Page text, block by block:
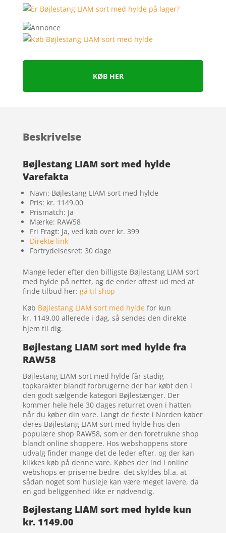
KØB HER
Beskrivelse
Bøjlestang LIAM sort med hylde
Varefakta
Navn: Bøjlestang LIAM sort med hylde
Pris: kr. 1149.00
Prismatch: Ja
Mærke: RAW58
Fri Fragt: Ja, ved køb over kr. 399
Direkte link
Fortrydelsesret: 30 dage
Mange leder efter den billigste Bøjlestang LIAM sort
med hylde på nettet, og de ender oftest ud med at
finde tilbud her: gå til shop
Køb Bøjlestang LIAM sort med hyldefor kun
kr. 1149.00 allerede i dag, så sendes den direkte
hjem til dig.
Bøjlestang LIAM sort med hylde fra
RAW58
Bøjlestang LIAM sort med hylde får stadig
topkarakter blandt forbrugerne der har købt den i
den godt sælgende kategori Bøjlestænger. Der
kommer hele hele 30 dages returret oven i hatten
når du køber din vare. Langt de fleste i Norden køber
deres Bøjlestang LIAM sort med hylde hos den
populære shop RAW58, som er den foretrukne shop
blandt online shoppere. Hos webshoppens store
udvalg finder mange det de leder efter, og der kan
klikkes køb på denne vare. Købes der ind i online
webshops er priserne bedre- det skyldes bl.a. at
sådan noget som husleje kan være meget lavere, da
en god beliggenhed ikke er nødvendig.
Bøjlestang LIAM sort med hylde kun
kr. 1149.00